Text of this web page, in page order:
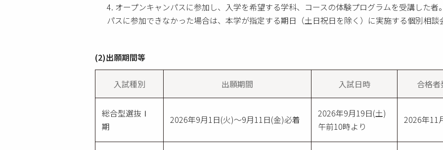
オープンキャンパスに参加し、入学を希望する学科、コースの体験プログラムを受講した者
パスに参加できなかった場合は、本学が指定する期日（土日祝日を除く）に実施する個別相
(2)出願期間等
入試種別 出願期間 入試日時 合格
総合型選抜Ⅰ
期
2026年9月1日(火)～9月11日(金)必着
2026年9月19日(土)
午前10時より
2026年11